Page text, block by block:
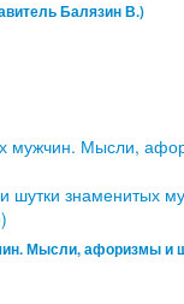
Балязин В.)
шутки знаменитых
Мысли, афоризмы и